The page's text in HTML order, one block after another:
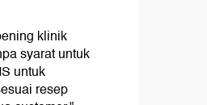
klinik
syarat untuk
untuk
resep